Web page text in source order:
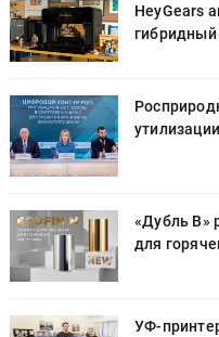
HeyGears
«Дубль В»
для
УФ-